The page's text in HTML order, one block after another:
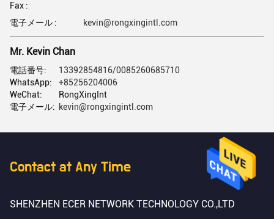
Fax :
電子メール :
kevin@rongxingintl.com
Mr. Kevin Chan
電話番号:
13392854816/0085260685710
WhatsApp:
+85256204006
WeChat:
RongXingInt
電子メール: kevin@rongxingintl.com
Contact at Any Time
SHENZHEN ECER NETWORK TECHNOLOGY CO.,LTD